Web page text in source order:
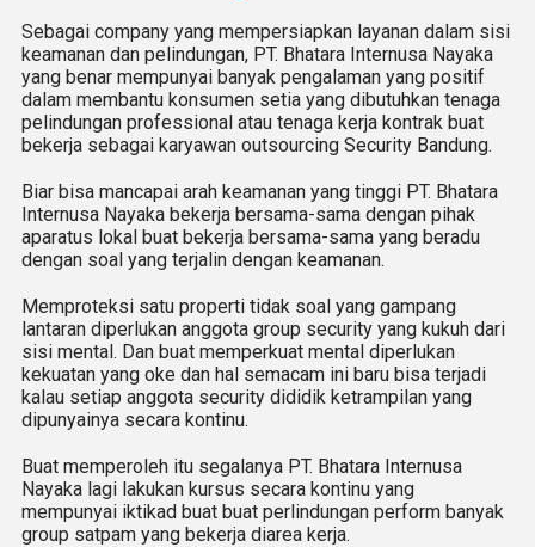
Sebagai company yang mempersiapkan layanan dalam sisi
keamanan dan pelindungan, PT. Bhatara Internusa Nayaka
yang benar mempunyai banyak pengalaman yang positif
dalam membantu konsumen setia yang dibutuhkan tenaga
pelindungan professional atau tenaga kerja kontrak buat
bekerja sebagai karyawan outsourcing Security Bandung.
Biar bisa mancapai arah keamanan yang tinggi PT. Bhatara
Internusa Nayaka bekerja bersama-sama dengan pihak
aparatus lokal buat bekerja bersama-sama yang beradu
dengan soal yang terjalin dengan keamanan.
Memproteksi satu properti tidak soal yang gampang
lantaran diperlukan anggota group security yang kukuh dari
sisi mental. Dan buat memperkuat mental diperlukan
kekuatan yang oke dan hal semacam ini baru bisa terjadi
kalau setiap anggota security dididik ketrampilan yang
dipunyainya secara kontinu.
Buat memperoleh itu segalanya PT. Bhatara Internusa
Nayaka lagi lakukan kursus secara kontinu yang
mempunyai iktikad buat buat perlindungan perform banyak
group satpam yang bekerja diarea kerja.